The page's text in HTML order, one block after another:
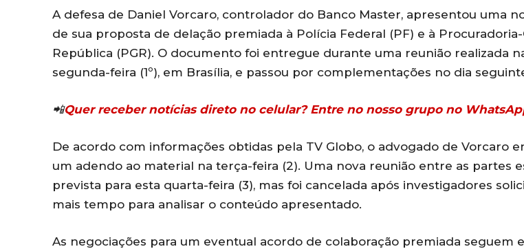
A defesa de Daniel Vorcaro, controlador do Banco Master, apresentou uma
de sua proposta de delação premiada à Polícia Federal (PF) e à Procuradoria-
República (PGR). O documento foi entregue durante uma reunião realizada
segunda-feira (1º), em Brasília, e passou por complementações no dia
📲Quer receber notícias direto no celular? Entre no nosso grupo no
De acordo com informações obtidas pela TV Globo, o advogado de Vorcaro
um adendo ao material na terça-feira (2). Uma nova reunião entre as partes
prevista para esta quarta-feira (3), mas foi cancelada após investigadores
mais tempo para analisar o conteúdo apresentado.
As negociações para um eventual acordo de colaboração premiada seguem